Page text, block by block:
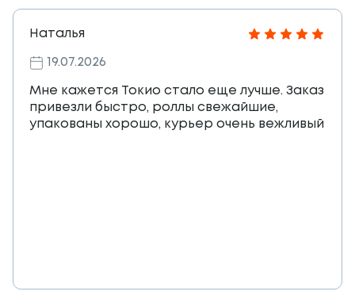
Наталья
19.07.2026
Мне кажется Токио стало еще лучше. Заказ
привезли быстро, роллы свежайшие,
упакованы хорошо, курьер очень вежливый